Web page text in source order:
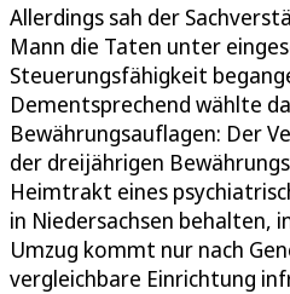
Allerdings sah der
Mann die Taten unter
Steuerungsfähigkeit
Dementsprechend wählte
Bewährungsauflagen: Der
der dreijährigen
Heimtrakt eines
in Niedersachsen behalten,
Umzug kommt nur nach
vergleichbare Einrichtung